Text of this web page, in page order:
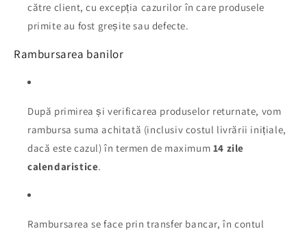
către client, cu excepția cazurilor în care produsele
primite au fost greșite sau defecte.
Rambursarea banilor
După primirea și verificarea produselor returnate, vom
rambursa suma achitată (inclusiv costul livrării inițiale,
dacă este cazul) în termen de maximum 14 zile
calendaristice.
Rambursarea se face prin transfer bancar, în contul